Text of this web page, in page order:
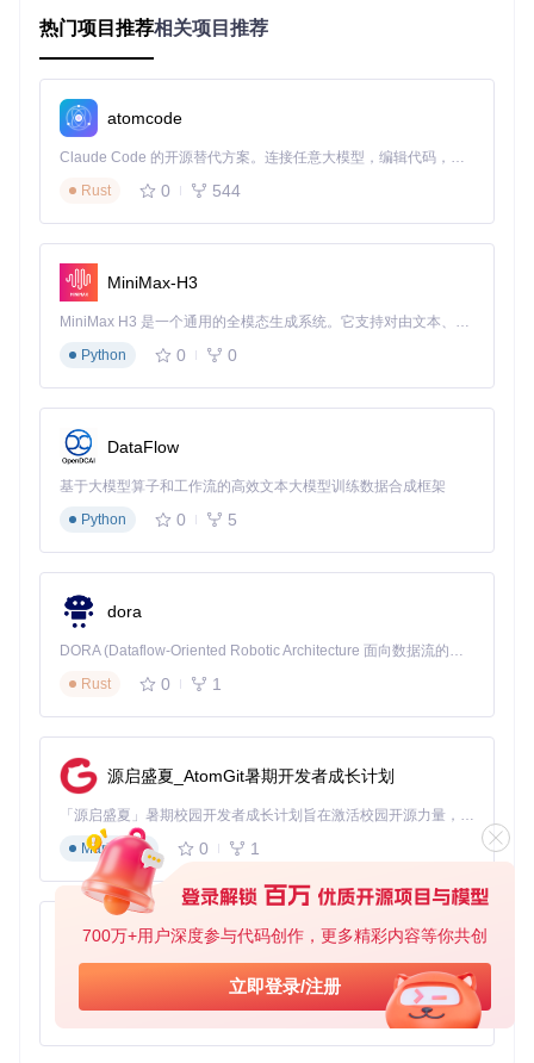
700万+用户深度参与代码创作，更多精彩内容等你共创
立即登录/注册
的内存优化模块通过调整多媒体调度器（MMCSS）参数，将
关键进程优先级提升至2级，解决23H2下常见的音频卡顿问
题。实际测试显示，这一优化使Chrome浏览器启动速度提升1
9%，多任务切换响应时间缩短22%。
存储性能调校
针对23H2的存储感知功能，AtlasOS提供定制化配置方案，如
同为仓库设置智能分类系统。通过优化临时文件清理策略和N
TFS文件系统参数，实现存储读写性能提升12%，系统启动时
图1：AtlasOS优化方案架构示意图 - 系统优化性能调校
隐私防护：构建三层防护体系的安全突破
新挑战。AtlasOS构建了覆盖系统级、应用级、网络级的三层
防护体系，如同为你的数字生活安装了多重安全门。
系统级遥测阻断
Windows默认启用的诊断数据收集功能，如同隐藏的信息收集
器。AtlasOS通过禁用"诊断数据增强收集"等23H2新增功能，
从源头阻断数据外泄。实测显示，优化后系统后台数据传输量
各类应用程序的权限请求如同不断敲门的访客。AtlasOS通过
精细化配置应用权限，如禁用广告ID追踪、限制位置信息访问
等，实现应用行为的可控化。广告推送频率降低40%，用户隐
网络隐私保护。网络连接请求过滤效率提升35%，恶意连接拦
截率达到98%。
图2：AtlasOS隐私保护三层防护体系 - 系统优化隐私安全
5步实施指南：从检测到验证的完整优化路径
执行预检查脚本：通过系统兼容性检测工具评估硬件配置
与Windows 23H2版本匹配度
生成系统健康报告：识别潜在的性能瓶颈和兼容性问题
定制配置：打造个性化优化方案
热门项目推荐相关项目推荐
atomcode
Claude Code 的开源替代方案。连接任意大模型，编辑代码，运行命令，自动验证 — 全自动执行。用 Rust 构建，极致性能。 ｜ An open-source alternative to Claude Code. Connect any LLM, edit code, run commands, and verify changes — autonomously. Built in Rust for speed. Get Started
Rust
0 544
MiniMax-H3
MiniMax H3 是一个通用的全模态生成系统。它支持对由文本、图像、视频和音频组成的多模态上下文进行统一理解，并能生成分辨率高达 2K、时长可达 15 秒的带原生立体声音频的视频。得益于面向任务泛化的系统设计，H3 在预训练阶段就已具备广泛的多模态上下文理解与生成能力，能够出色地执行复杂的多模态指令。
Python
0 0
DataFlow
基于大模型算子和工作流的高效文本大模型训练数据合成框架
Python
0 5
dora
DORA (Dataflow-Oriented Robotic Architecture 面向数据流的机器人架构) 是为 AI 与具身智能机器人打造的高性能开发框架，以数据流范式重构开发逻辑，原生支持分布式部署与端边云协同 —— 无需复杂适配，即可实现一体端到端具身大小脑、VLA等模型部署，无缝衔接感知、推理、控制全链路，让 AI 能力与机器人动作深度融合。 依托 Rust 内核与零拷贝通信技术，它将具身大小脑、VLA等模型推理、多模态数据融合延迟压缩至微秒级，同时兼容 ROS2 生态与国产 AI 芯片，彻底降低具身智能机器人的开发门槛，让分布式部署下的 AI 赋能创新更高效、更灵活。
Rust
0 1
源启盛夏_AtomGit暑期开发者成长计划
「源启盛夏」暑期校园开发者成长计划旨在激活校园开源力量，通过积分激励、认证扶持、资源倾斜等形式，引导高校组织和开发者完成「入驻 — 建项目 — 做贡献 — 获认证 — 得资源」的完整闭环。无论你是想带领社团入驻平台的组织者，还是希望用代码贡献证明自己的开发者，都能在这里找到属于你的成长路径。
Markdown
0 1
py-xiaozhi
基于Python的Xiaozhi AI，适用于想要完整Xiaozhi体验而无需拥有专用硬件的用户。
Python
0 1